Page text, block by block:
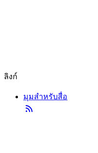
ลิงก์
มุมสำหรับสื่อ